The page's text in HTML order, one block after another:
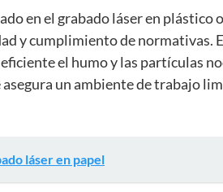
en el grabado láser en plástico
y cumplimiento de normativas.
el humo y las partículas
un ambiente de trabajo
láser en papel